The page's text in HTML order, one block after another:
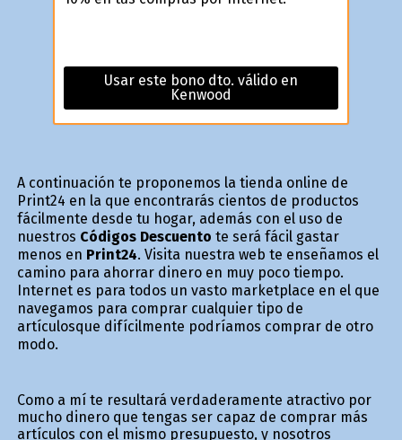
Usar este bono dto. válido en
Kenwood
A continuación te proponemos la tienda online de
Print24 en la que encontrarás cientos de productos
fácilmente desde tu hogar, además con el uso de
nuestros Códigos Descuento te será fácil gastar
menos en Print24. Visita nuestra web te enseñamos el
camino para ahorrar dinero en muy poco tiempo.
Internet es para todos un vasto marketplace en el que
navegamos para comprar cualquier tipo de
artículosque difícilmente podríamos comprar de otro
modo.
Como a mí te resultará verdaderamente atractivo por
mucho dinero que tengas ser capaz de comprar más
artículos con el mismo presupuesto, y nosotros